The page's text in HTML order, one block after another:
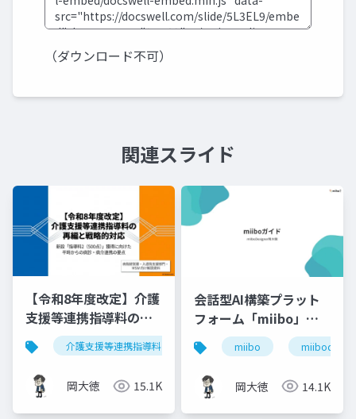
（ダウンロード不可）
関連スライド
【令和8年度改定】介護
支援等連携指導料の再
編と戦略的対応｜指導
料2（500点）の要件整
理
介護支援等連携指導料 令和8年度診療報酬改定
岡大徳 15.1K
会話型AI構築プラット
フォーム「miibo」ガ
イド
miibo
岡大徳 14.1K